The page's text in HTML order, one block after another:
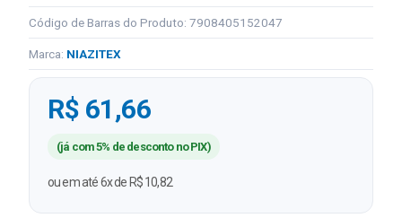
Código de Barras do Produto: 7908405152047
Marca: NIAZITEX
R$ 61,66
(já com 5% de desconto no PIX)
ou em até 6x de R$ 10,82